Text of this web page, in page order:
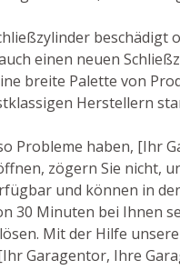
beschädigt
einen neuen
breite Palette von
Herstellern
Probleme haben, [Ihr
zögern Sie nicht,
und können in
30 Minuten bei Ihnen
Mit der Hilfe
Garagentor, Ihre